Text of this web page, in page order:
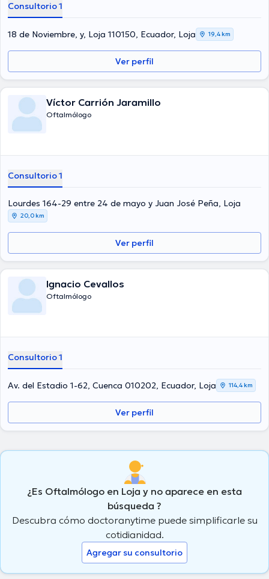
Consultorio 1
18 de Noviembre, y, Loja 110150, Ecuador, Loja 19,4 km
Ver perfil
Víctor Carrión Jaramillo
Oftalmólogo
Consultorio 1
Lourdes 164-29 entre 24 de mayo y Juan José Peña, Loja
20,0 km
Ver perfil
Ignacio Cevallos
Oftalmólogo
Consultorio 1
Av. del Estadio 1-62, Cuenca 010202, Ecuador, Loja 114,4 km
Ver perfil
¿Es Oftalmólogo en Loja y no aparece en esta
búsqueda ?
Descubra cómo doctoranytime puede simplificarle su
cotidianidad.
Agregar su consultorio